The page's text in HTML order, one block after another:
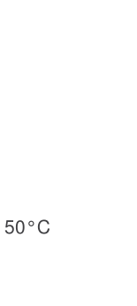
50°C